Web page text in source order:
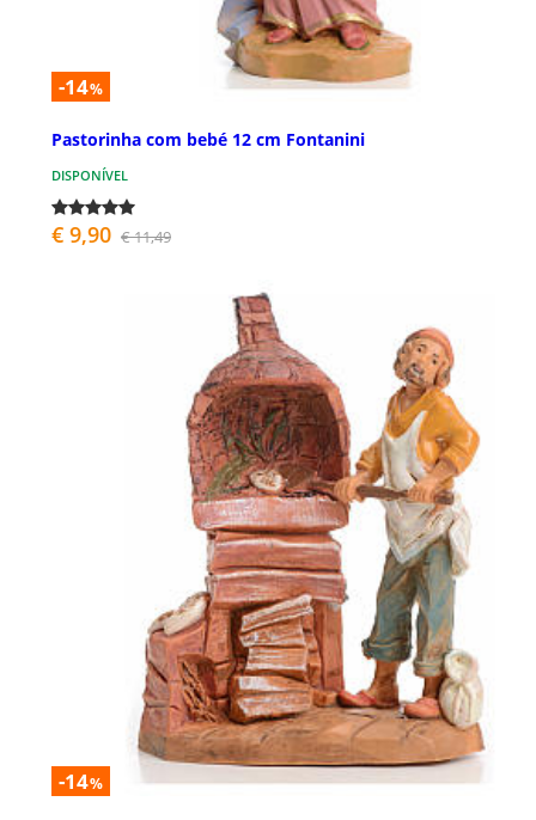
-14%
Pastorinha com bebé 12 cm Fontanini
DISPONÍVEL
€ 9,90 € 11,49
-14%